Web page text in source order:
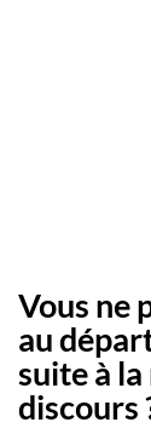
Vous ne
au
suite à
discours